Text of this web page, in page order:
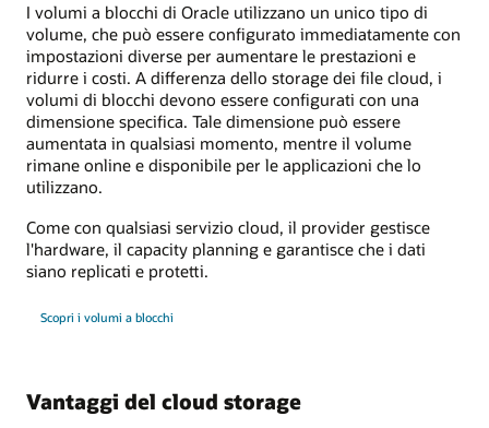
I volumi a blocchi di Oracle utilizzano un unico tipo di
volume, che può essere configurato immediatamente con
impostazioni diverse per aumentare le prestazioni e
ridurre i costi. A differenza dello storage dei file cloud, i
volumi di blocchi devono essere configurati con una
dimensione specifica. Tale dimensione può essere
aumentata in qualsiasi momento, mentre il volume
rimane online e disponibile per le applicazioni che lo
utilizzano.
Come con qualsiasi servizio cloud, il provider gestisce
l'hardware, il capacity planning e garantisce che i dati
siano replicati e protetti.
Scopri i volumi a blocchi
Vantaggi del cloud storage